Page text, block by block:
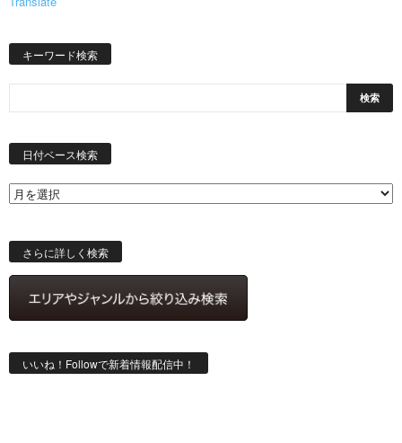
キーワード検索
日付ベース検索
さらに詳しく検索
いいね！Followで新着情報配信中！